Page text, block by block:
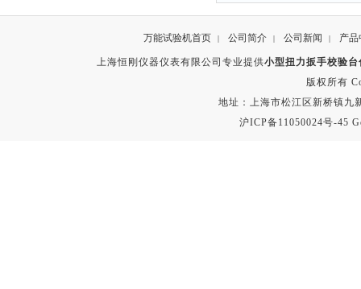
万能试验机首页 | 公司简介 | 公司新闻 | 产品
上海恒刚仪器仪表有限公司专业提供小型扭力扳手校验
版权所有
地址：上海市松江区新桥镇九
沪ICP备11050024号-45